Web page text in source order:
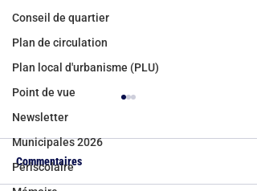
Conseil de quartier
Plan de circulation
Plan local d'urbanisme (PLU)
Point de vue
Newsletter
Municipales 2026
Périscolaire
Commentaires